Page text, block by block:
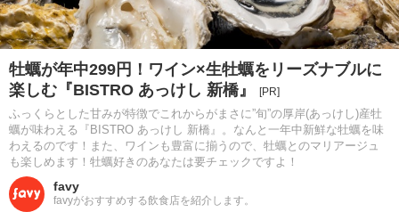
牡蠣が年中299円！ワイン×生牡蠣をリーズナブルに
楽しむ『BISTRO あっけし 新橋』
[PR]
ふっくらとした甘みが特徴でこれからがまさに”旬”の厚岸(あっけし)産牡
蠣が味わえる『BISTRO あっけし 新橋』。なんと一年中新鮮な牡蠣を味
わえるのです！また、ワインも豊富に揃うので、牡蠣とのマリアージュ
も楽しめます！牡蠣好きのあなたは要チェックですよ！
favy
favyがおすすめする飲食店を紹介します。